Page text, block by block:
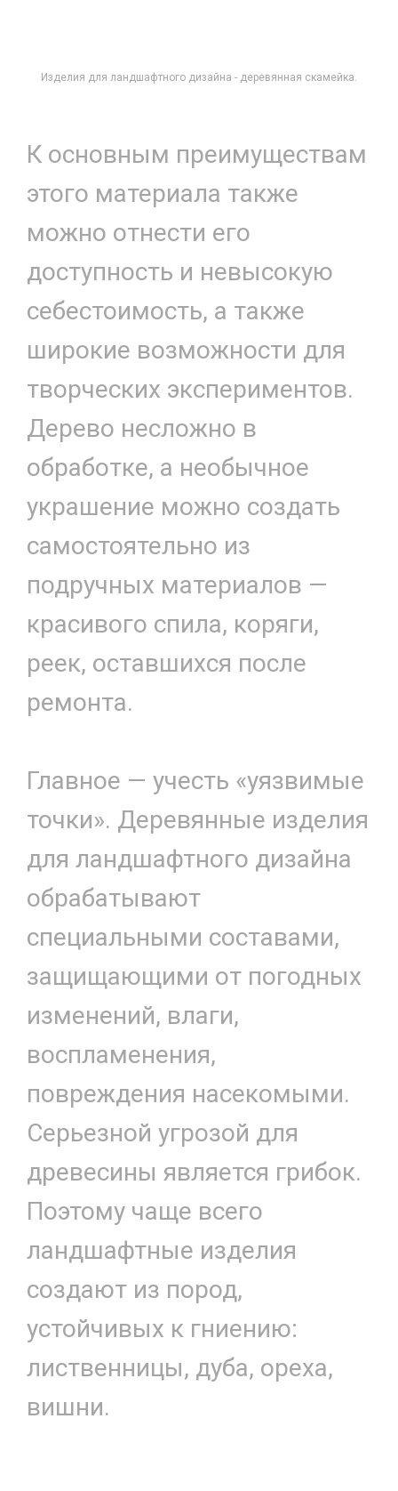
Изделия для ландшафтного дизайна - деревянная скамейка.
К основным преимуществам
этого материала также
можно отнести его
доступность и невысокую
себестоимость, а также
широкие возможности для
творческих экспериментов.
Дерево несложно в
обработке, а необычное
украшение можно создать
самостоятельно из
подручных материалов —
красивого спила, коряги,
реек, оставшихся после
ремонта.
Главное — учесть «уязвимые
точки». Деревянные изделия
для ландшафтного дизайна
обрабатывают
специальными составами,
защищающими от погодных
изменений, влаги,
воспламенения,
повреждения насекомыми.
Серьезной угрозой для
древесины является грибок.
Поэтому чаще всего
ландшафтные изделия
создают из пород,
устойчивых к гниению:
лиственницы, дуба, ореха,
вишни.